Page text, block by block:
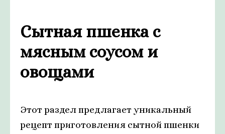
Сытная пшенка с
мясным соусом и
овощами
Этот раздел предлагает уникальный
рецепт приготовления сытной пшенки